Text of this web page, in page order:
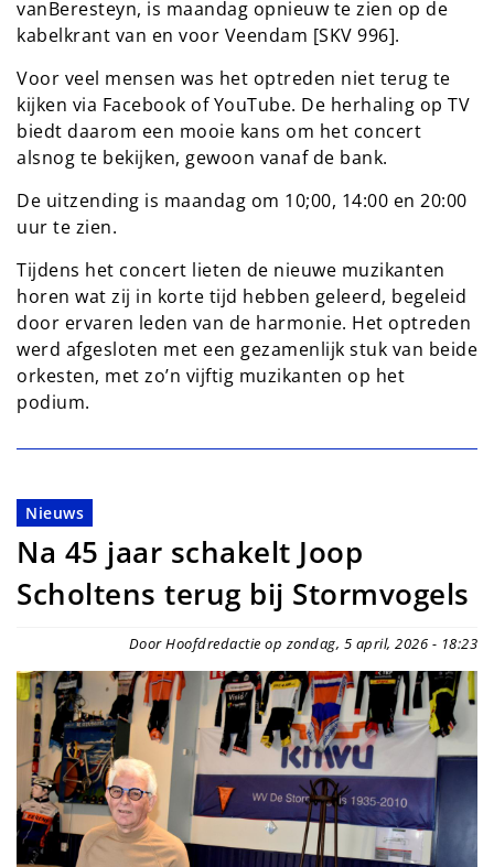
vanBeresteyn, is maandag opnieuw te zien op de
kabelkrant van en voor Veendam [SKV 996].
Voor veel mensen was het optreden niet terug te
kijken via Facebook of YouTube. De herhaling op TV
biedt daarom een mooie kans om het concert
alsnog te bekijken, gewoon vanaf de bank.
De uitzending is maandag om 10;00, 14:00 en 20:00
uur te zien.
Tijdens het concert lieten de nieuwe muzikanten
horen wat zij in korte tijd hebben geleerd, begeleid
door ervaren leden van de harmonie. Het optreden
werd afgesloten met een gezamenlijk stuk van beide
orkesten, met zo’n vijftig muzikanten op het
podium.
Nieuws
Na 45 jaar schakelt Joop
Scholtens terug bij Stormvogels
Door Hoofdredactie op zondag, 5 april, 2026 - 18:23